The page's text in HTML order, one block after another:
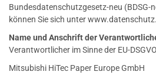
Bundesdatenschutzgesetz-neu (BDSG-
können Sie sich unter
Name und Anschrift der
Verantwortlicher im Sinne der EU-
Mitsubishi HiTec Paper Europe GmbH